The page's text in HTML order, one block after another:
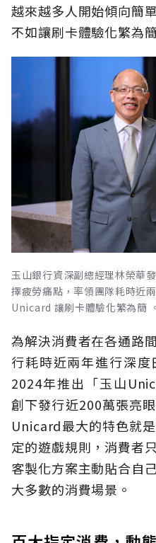
越來越多人開始傾向簡
不如讓刷卡體驗化繁為
玉山銀行資深副總經理林榮華
擇疲勞痛點，率領團隊耗時近
Unicard 讓刷卡體驗化繁為簡 。
為解決消費者在各通路
行耗時近兩年進行深
2024年推出「玉山
創下發行近200萬張亮
Unicard最大的特色就
定的遊戲規則，消費者
客製化方案主動貼合自
大多數的消費場景。